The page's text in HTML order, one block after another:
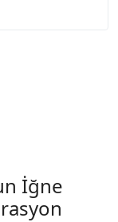
İğne